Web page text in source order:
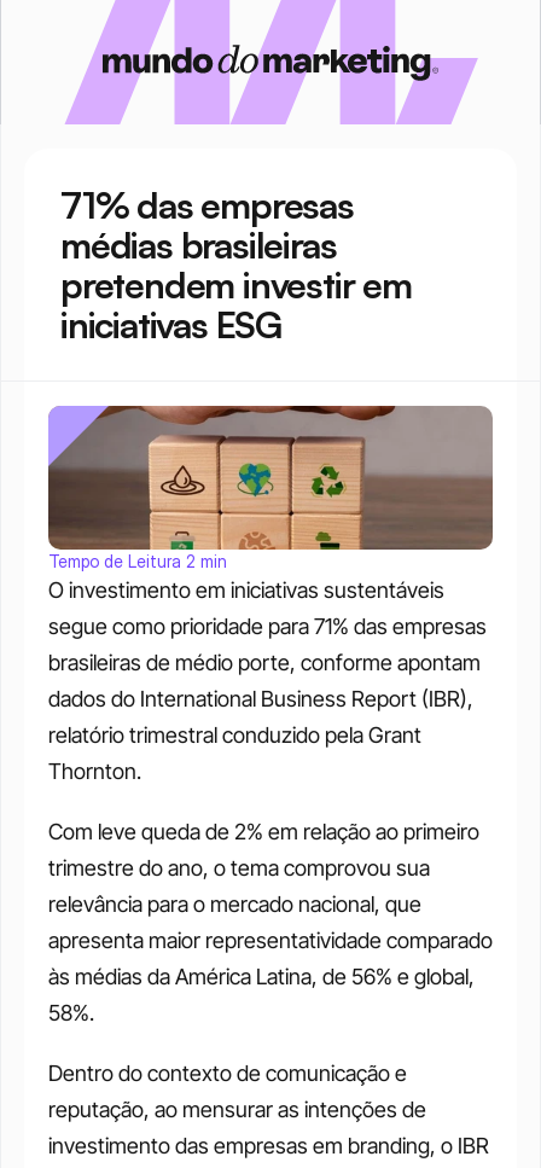
71% das empresas
médias brasileiras
pretendem investir em
iniciativas ESG
O investimento em iniciativas sustentáveis
segue como prioridade para 71% das empresas
brasileiras de médio porte, conforme apontam
dados do International Business Report (IBR),
relatório trimestral conduzido pela Grant
Thornton.
Com leve queda de 2% em relação ao primeiro
trimestre do ano, o tema comprovou sua
relevância para o mercado nacional, que
apresenta maior representatividade comparado
às médias da América Latina, de 56% e global,
58%.
Dentro do contexto de comunicação e
reputação, ao mensurar as intenções de
investimento das empresas em branding, o IBR
Tempo de Leitura 2 min